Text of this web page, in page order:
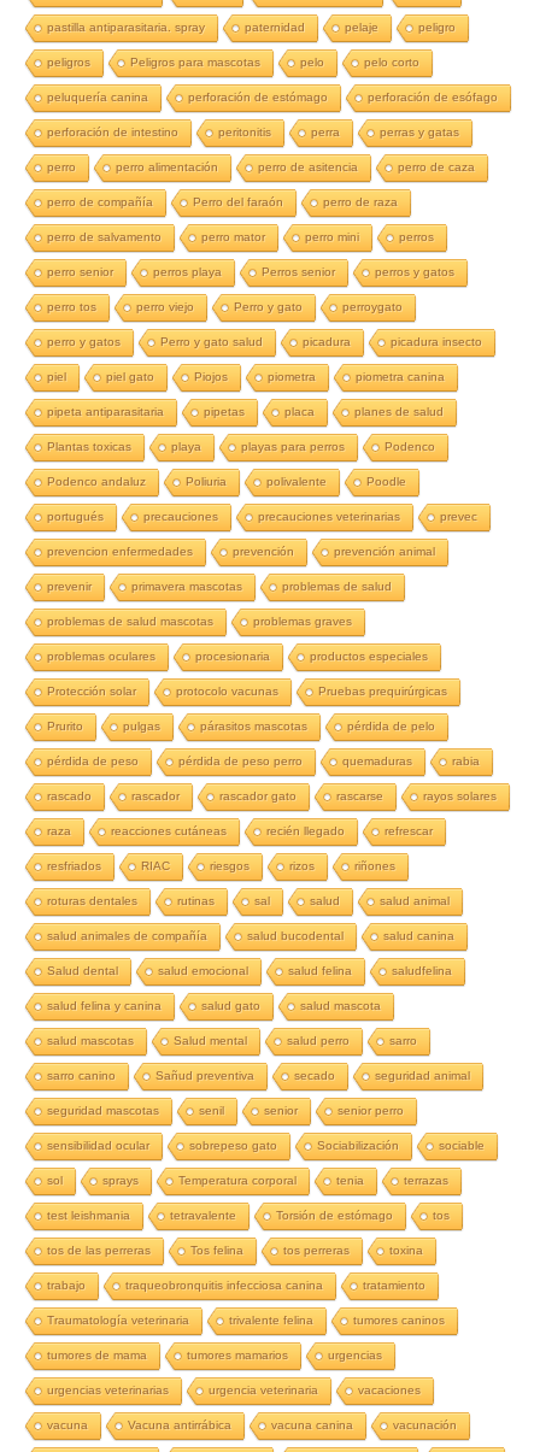
pastilla antiparasitaria. spray paternidad pelaje peligro
peligros Peligros para mascotas pelo pelo corto
peluquería canina perforación de estómago perforación de esófago
perforación de intestino peritonitis perra perras y gatas
perro perro alimentación perro de asitencia perro de caza
perro de compañía Perro del faraón perro de raza
perro de salvamento perro mator perro mini perros
perro senior perros playa Perros senior perros y gatos
perro tos perro viejo Perro y gato perroygato
perro y gatos Perro y gato salud picadura picadura insecto
piel piel gato Piojos piometra piometra canina
pipeta antiparasitaria pipetas placa planes de salud
Plantas toxicas playa playas para perros Podenco
Podenco andaluz Poliuria polivalente Poodle
portugués precauciones precauciones veterinarias prevec
prevencion enfermedades prevención prevención animal
prevenir primavera mascotas problemas de salud
problemas de salud mascotas problemas graves
problemas oculares procesionaria productos especiales
Protección solar protocolo vacunas Pruebas prequirúrgicas
Prurito pulgas párasitos mascotas pérdida de pelo
pérdida de peso pérdida de peso perro quemaduras rabia
rascado rascador rascador gato rascarse rayos solares
raza reacciones cutáneas recién llegado refrescar
resfriados RIAC riesgos rizos riñones
roturas dentales rutinas sal salud salud animal
salud animales de compañía salud bucodental salud canina
Salud dental salud emocional salud felina saludfelina
salud felina y canina salud gato salud mascota
salud mascotas Salud mental salud perro sarro
sarro canino Sañud preventiva secado seguridad animal
seguridad mascotas senil senior senior perro
sensibilidad ocular sobrepeso gato Sociabilización sociable
sol sprays Temperatura corporal tenia terrazas
test leishmania tetravalente Torsión de estómago tos
tos de las perreras Tos felina tos perreras toxina
trabajo traqueobronquitis infecciosa canina tratamiento
Traumatología veterinaria trivalente felina tumores caninos
tumores de mama tumores mamarios urgencias
urgencias veterinarias urgencia veterinaria vacaciones
vacuna Vacuna antirrábica vacuna canina vacunación